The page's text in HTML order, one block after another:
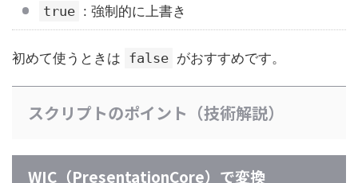
true : 強制的に上書き
初めて使うときは false がおすすめです。
スクリプトのポイント（技術解説）
WIC（PresentationCore）で変換